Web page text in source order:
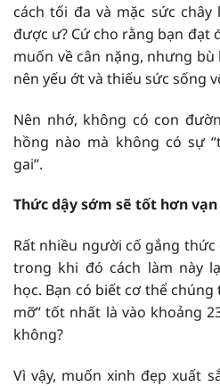
cách tối đa và mặc sức
được ư? Cứ cho rằng bạn đạt
muốn về cân nặng, nhưng
nên yếu ớt và thiếu sức sống
Nên nhớ, không có con
hồng nào mà không có sự
gai”.
Thức dậy sớm sẽ tốt hơn
Rất nhiều người cố gắng
trong khi đó cách làm này
học. Bạn có biết cơ thể
mỡ” tốt nhất là vào khoảng
không?
Vì vậy, muốn xinh đẹp xuất